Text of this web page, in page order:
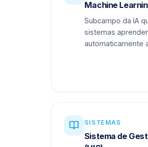
Machine
Subcampo da IA
sistemas
automaticamente
SISTEMAS
Sistema de